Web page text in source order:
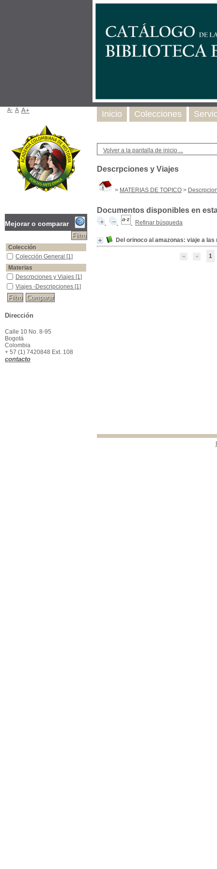
Volver a la pantalla de inicio ...
Descrpciones y Viajes
> MATERIAS DE TOPICO >
Documentos disponibles en
Refinar búsqueda
Del orinoco al amazonas: viaje a
1
Inicio Colecciones
A- A A+
Mejorar o comparar
Colección
Colección General
Colección General [1]
Materias
Descrpciones y Viajes
Descrpciones y Viajes [1]
Viajes -Descripciones
Viajes -Descripciones [1]
Dirección
Calle 10 No. 8-95
Bogotá
Colombia
+ 57 (1) 7420848 Ext. 108
contacto